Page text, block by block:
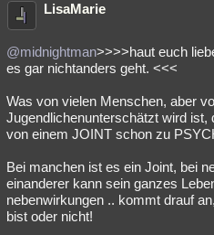
LisaMarie
@midnightman>>>>haut euch
es gar nichtanders geht. <<<
Was von vielen Menschen, aber
Jugendlichenunterschätzt wird ist,
von einem JOINT schon zu
Bei manchen ist es ein Joint, bei
einanderer kann sein ganzes
nebenwirkungen .. kommt drauf
bist oder nicht!